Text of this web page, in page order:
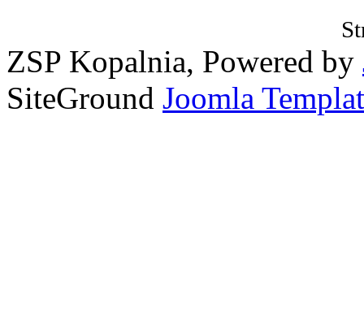
ZSP Kopalnia, Powered by
SiteGround Joomla